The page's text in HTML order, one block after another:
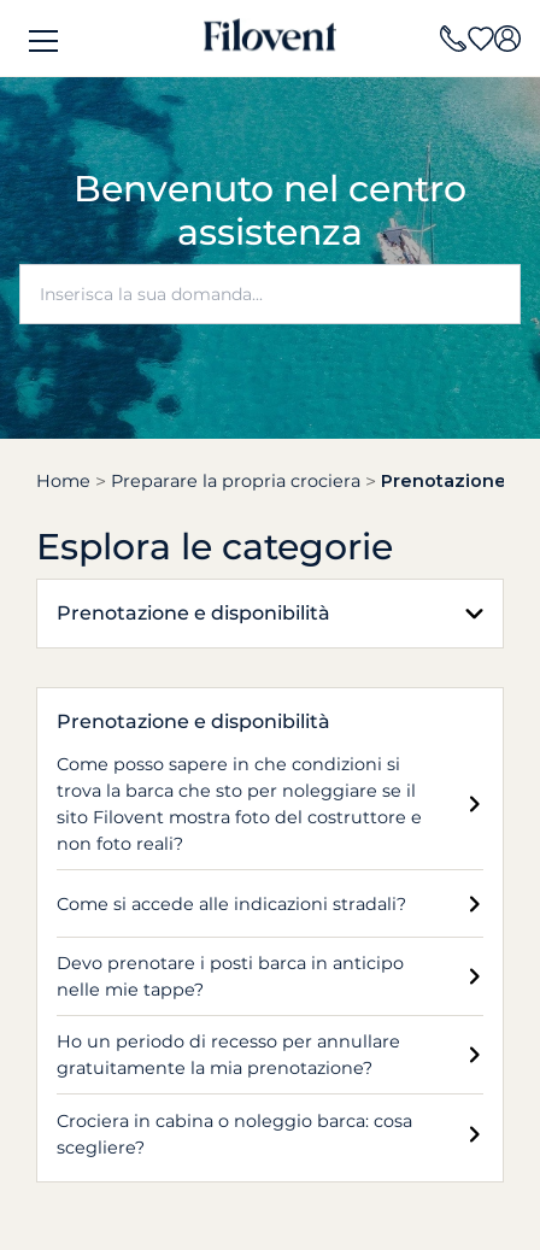
Benvenuto nel centro
assistenza
Home Preparare la propria crociera Prenotazione e
Esplora le categorie
Prenotazione e disponibilità
Prenotazione e disponibilità
Come posso sapere in che condizioni si
trova la barca che sto per noleggiare se il
sito Filovent mostra foto del costruttore e
non foto reali?
Come si accede alle indicazioni stradali?
Devo prenotare i posti barca in anticipo
nelle mie tappe?
Ho un periodo di recesso per annullare
gratuitamente la mia prenotazione?
Crociera in cabina o noleggio barca: cosa
scegliere?